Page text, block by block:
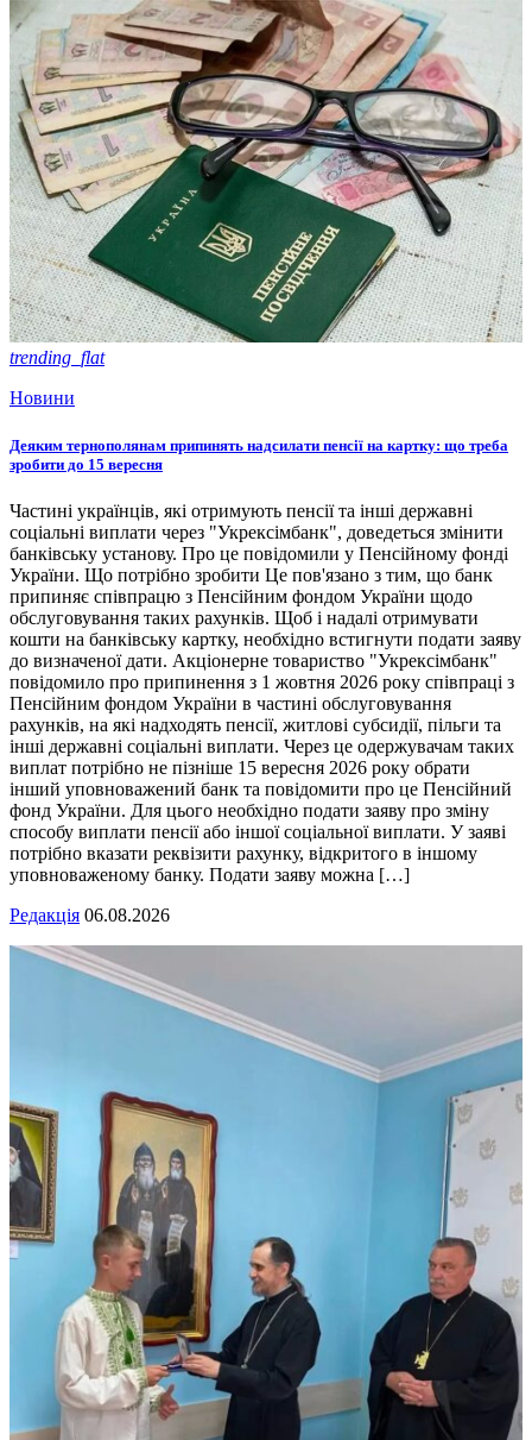
trending_flat
Новини
Деяким тернополянам припинять надсилати пенсії на картку: що треба
зробити до 15 вересня
Частині українців, які отримують пенсії та інші державні
соціальні виплати через "Укрексімбанк", доведеться змінити
банківську установу. Про це повідомили у Пенсійному фонді
України. Що потрібно зробити Це пов'язано з тим, що банк
припиняє співпрацю з Пенсійним фондом України щодо
обслуговування таких рахунків. Щоб і надалі отримувати
кошти на банківську картку, необхідно встигнути подати заяву
до визначеної дати. Акціонерне товариство "Укрексімбанк"
повідомило про припинення з 1 жовтня 2026 року співпраці з
Пенсійним фондом України в частині обслуговування
рахунків, на які надходять пенсії, житлові субсидії, пільги та
інші державні соціальні виплати. Через це одержувачам таких
виплат потрібно не пізніше 15 вересня 2026 року обрати
інший уповноважений банк та повідомити про це Пенсійний
фонд України. Для цього необхідно подати заяву про зміну
способу виплати пенсії або іншої соціальної виплати. У заяві
потрібно вказати реквізити рахунку, відкритого в іншому
уповноваженому банку. Подати заяву можна […]
Редакція 06.08.2026